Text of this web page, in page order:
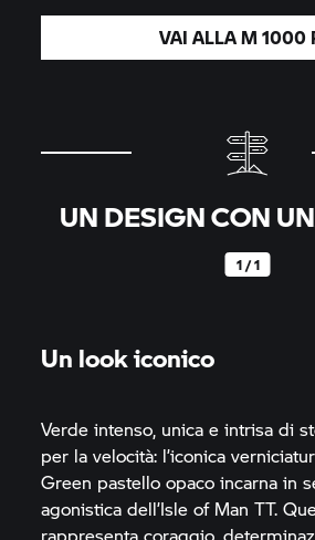
VAI ALLAM 1000
UN DESIGN CON
1 / 1
Un look iconico
Verde intenso, unica e intrisa di
per la velocità: l’iconica
Green pastello opaco incarna in
agonistica dell’Isle of Man TT.